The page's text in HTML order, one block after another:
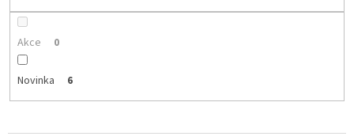
Akce 0
Novinka 6